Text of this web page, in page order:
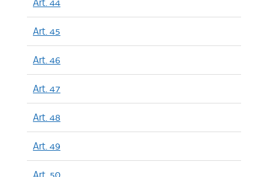
Art. 45
Art. 46
Art. 47
Art. 48
Art. 49